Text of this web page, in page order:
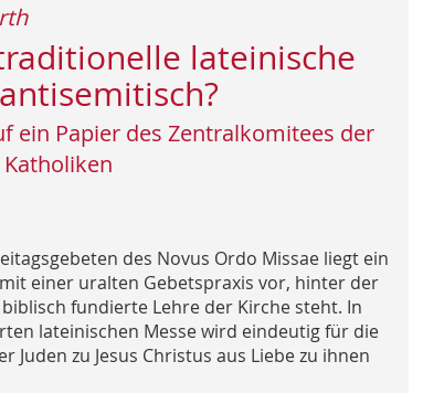
lateinische
ein Papier des Zentralkomitees der
des Novus Ordo Missae liegt ein
einer uralten Gebetspraxis vor, hinter der
fundierte Lehre der Kirche steht. In
lateinischen Messe wird eindeutig für die
Juden zu Jesus Christus aus Liebe zu ihnen